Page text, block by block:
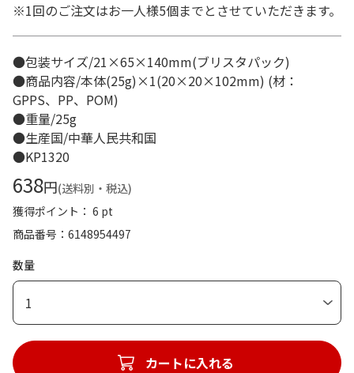
※1回のご注文はお一人様5個までとさせていただきます。
●包装サイズ/21×65×140mm(ブリスタパック)
●商品内容/本体(25g)×1(20×20×102mm) (材：
GPPS、PP、POM)
●重量/25g
●生産国/中華人民共和国
●KP1320
638円(送料別・税込)
獲得ポイント： 6 pt
商品番号
6148954497
数量
1
カートに入れる